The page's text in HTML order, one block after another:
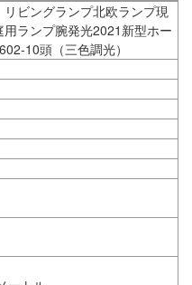
ビングランプ北欧ランプ現
ランプ腕発光2021新型ホー
10頭（三色調光）